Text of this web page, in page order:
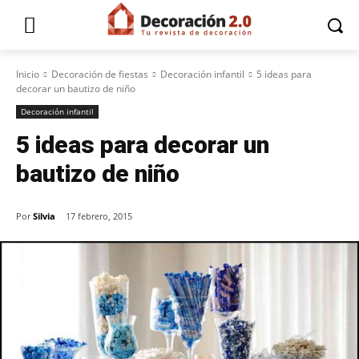
Inicio Decoración de fiestas Decoración infantil
5 ideas para
decorar un bautizo de niño
Decoración infantil
5 ideas para decorar un
bautizo de niño
Por Silvia 17 febrero, 2015